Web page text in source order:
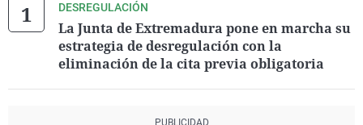
DESREGULACIÓN
La Junta de Extremadura pone en marcha su
estrategia de desregulación con la
eliminación de la cita previa obligatoria